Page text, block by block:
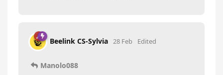
Beelink CS-Sylvia 28 Feb Edited
Manolo088